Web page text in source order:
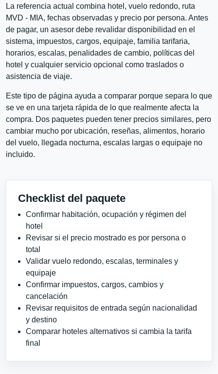
La referencia actual combina hotel, vuelo redondo, ruta
MVD - MIA, fechas observadas y precio por persona. Antes
de pagar, un asesor debe revalidar disponibilidad en el
sistema, impuestos, cargos, equipaje, familia tarifaria,
horarios, escalas, penalidades de cambio, políticas del
hotel y cualquier servicio opcional como traslados o
asistencia de viaje.
Este tipo de página ayuda a comparar porque separa lo que
se ve en una tarjeta rápida de lo que realmente afecta la
compra. Dos paquetes pueden tener precios similares, pero
cambiar mucho por ubicación, reseñas, alimentos, horario
del vuelo, llegada nocturna, escalas largas o equipaje no
incluido.
Checklist del paquete
Confirmar habitación, ocupación y régimen del
hotel
Revisar si el precio mostrado es por persona o
total
Validar vuelo redondo, escalas, terminales y
equipaje
Confirmar impuestos, cargos, cambios y
cancelación
Revisar requisitos de entrada según nacionalidad
y destino
Comparar hoteles alternativos si cambia la tarifa
final